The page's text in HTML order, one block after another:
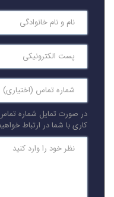
در صورت تمایل شماره
کاری با شما در ارتباط